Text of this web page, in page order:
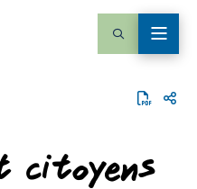
citoyens